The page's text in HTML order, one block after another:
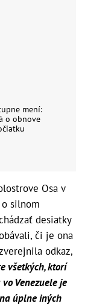
mení:
o obnove
Osa v
silnom
desiatky
či je ona
odkaz,
všetkých, ktorí
Venezuele je
úplne iných